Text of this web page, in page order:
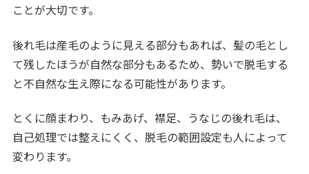
ことが大切です。
後れ毛は産毛のように見える部分もあれば、髪の毛とし
て残したほうが自然な部分もあるため、勢いで脱毛する
と不自然な生え際になる可能性があります。
とくに顔まわり、もみあげ、襟足、うなじの後れ毛は、
自己処理では整えにくく、脱毛の範囲設定も人によって
変わります。